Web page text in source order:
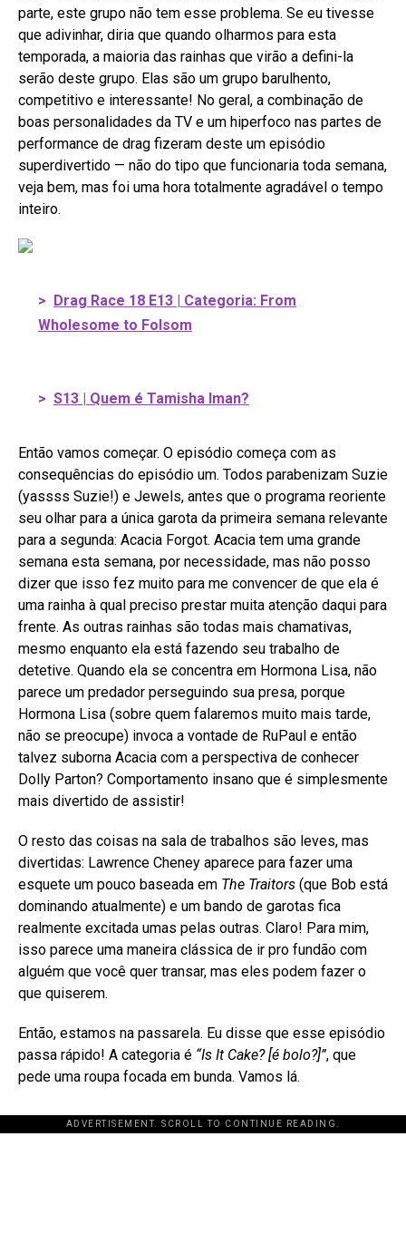
parte, este grupo não tem esse problema. Se eu tivesse
que adivinhar, diria que quando olharmos para esta
temporada, a maioria das rainhas que virão a defini-la
serão deste grupo. Elas são um grupo barulhento,
competitivo e interessante! No geral, a combinação de
boas personalidades da TV e um hiperfoco nas partes de
performance de drag fizeram deste um episódio
superdivertido — não do tipo que funcionaria toda semana,
veja bem, mas foi uma hora totalmente agradável o tempo
inteiro.
> Drag Race 18 E13 | Categoria: From
Wholesome to Folsom
> S13 | Quem é Tamisha Iman?
Então vamos começar. O episódio começa com as
consequências do episódio um. Todos parabenizam Suzie
(yassss Suzie!) e Jewels, antes que o programa reoriente
seu olhar para a única garota da primeira semana relevante
para a segunda: Acacia Forgot. Acacia tem uma grande
semana esta semana, por necessidade, mas não posso
dizer que isso fez muito para me convencer de que ela é
uma rainha à qual preciso prestar muita atenção daqui para
frente. As outras rainhas são todas mais chamativas,
mesmo enquanto ela está fazendo seu trabalho de
detetive. Quando ela se concentra em Hormona Lisa, não
parece um predador perseguindo sua presa, porque
Hormona Lisa (sobre quem falaremos muito mais tarde,
não se preocupe) invoca a vontade de RuPaul e então
talvez suborna Acacia com a perspectiva de conhecer
Dolly Parton? Comportamento insano que é simplesmente
mais divertido de assistir!
O resto das coisas na sala de trabalhos são leves, mas
divertidas: Lawrence Cheney aparece para fazer uma
esquete um pouco baseada em The Traitors (que Bob está
dominando atualmente) e um bando de garotas fica
realmente excitada umas pelas outras. Claro! Para mim,
isso parece uma maneira clássica de ir pro fundão com
alguém que você quer transar, mas eles podem fazer o
que quiserem.
Então, estamos na passarela. Eu disse que esse episódio
passa rápido! A categoria é “Is It Cake? [é bolo?]”, que
pede uma roupa focada em bunda. Vamos lá.
ADVERTISEMENT. SCROLL TO CONTINUE READING.